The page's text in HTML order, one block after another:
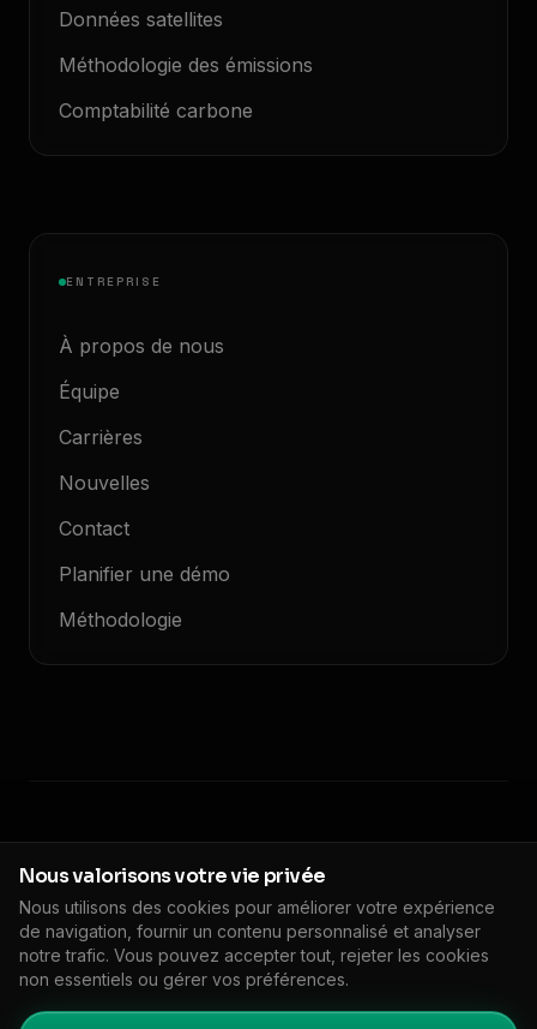
Données satellites
Méthodologie des émissions
Comptabilité carbone
ENTREPRISE
À propos de nous
Équipe
Carrières
Nouvelles
Contact
Planifier une démo
Méthodologie
Conditions de service
Politique de cookiesDPAImpressum
Paramètres des cookies
🇬🇧EN
Nous valorisons votre vie privée
Nous utilisons des cookies pour améliorer votre expérience
de navigation, fournir un contenu personnalisé et analyser
notre trafic. Vous pouvez accepter tout, rejeter les cookies
non essentiels ou gérer vos préférences.